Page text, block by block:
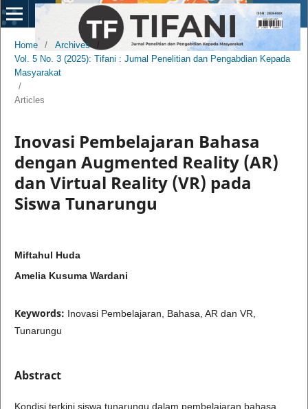
Home / Archives
/
Vol. 5 No. 3 (2025): Tifani : Jurnal Penelitian dan Pengabdian Kepada
Masyarakat
/
Articles
Inovasi Pembelajaran Bahasa
dengan Augmented Reality (AR)
dan Virtual Reality (VR) pada
Siswa Tunarungu
Miftahul Huda
Amelia Kusuma Wardani
Keywords: Inovasi Pembelajaran, Bahasa, AR dan VR,
Tunarungu
Abstract
Kondisi terkini siswa tunarungu dalam pembelajaran bahasa